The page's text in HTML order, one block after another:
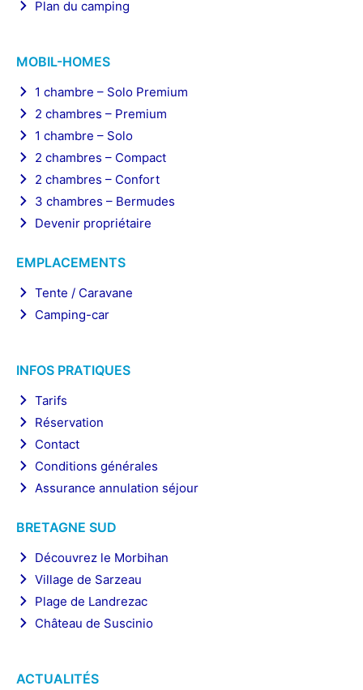
Plan du camping
MOBIL-HOMES
1 chambre – Solo Premium
2 chambres – Premium
1 chambre – Solo
2 chambres – Compact
2 chambres – Confort
3 chambres – Bermudes
Devenir propriétaire
EMPLACEMENTS
Tente / Caravane
Camping-car
INFOS PRATIQUES
Tarifs
Réservation
Contact
Conditions générales
Assurance annulation séjour
BRETAGNE SUD
Découvrez le Morbihan
Village de Sarzeau
Plage de Landrezac
Château de Suscinio
ACTUALITÉS